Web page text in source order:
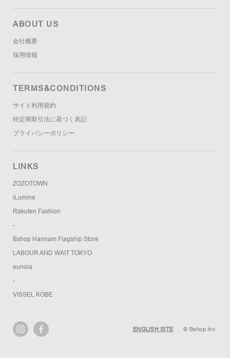
ABOUT US
会社概要
採用情報
TERMS&CONDITIONS
サイト利用規約
特定商取引法に基づく表記
プライバシーポリシー
LINKS
ZOZOTOWN
iLumine
Rakuten Fashion
-
Bshop Hannam Flagship Store
LABOUR AND WAIT TOKYO
eunoia
-
VISSEL KOBE
ENGLISH SITE © Bshop Inc.